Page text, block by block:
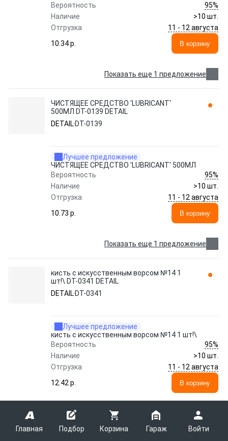
Главная Подбор Корзина Гараж Войти
Вероятность
95%
Наличие
>10 шт.
Отгрузка
11 - 12 августа
10.34 p.
В корзину
Показать еще 1 предложение
ЧИСТЯЩЕЕ СРЕДСТВО 'LUBRICANT'
500МЛ DT-0139 DETAIL
DETAIL DT-0139
Лучшее предложение
ЧИСТЯЩЕЕ СРЕДСТВО 'LUBRICANT' 500МЛ
Вероятность
95%
Наличие
>10 шт.
Отгрузка
11 - 12 августа
10.73 p.
В корзину
Показать еще 1 предложение
кисть с искусственным ворсом №14 1
шт!\ DT-0341 DETAIL
DETAIL DT-0341
Лучшее предложение
кисть с искусственным ворсом №14 1 шт!\
Вероятность
95%
Наличие
>10 шт.
Отгрузка
11 - 12 августа
12.42 p.
В корзину
Показать еще 2 предложения